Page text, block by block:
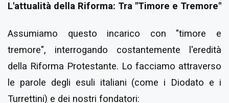
L'attualità della Riforma: Tra "Timore e Tremore"
Assumiamo questo incarico con "timore e
tremore", interrogando costantemente l'eredità
della Riforma Protestante. Lo facciamo attraverso
le parole degli esuli italiani (come i Diodato e i
Turrettini) e dei nostri fondatori: